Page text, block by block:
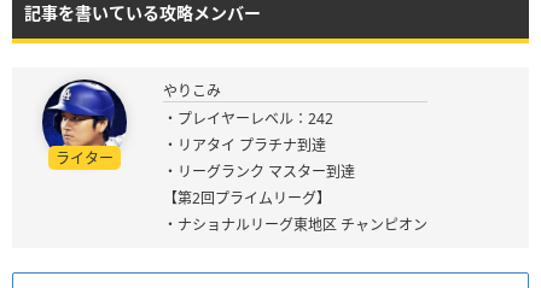
記事を書いている攻略メンバー
ライター
やりこみ
・プレイヤーレベル：242
・リアタイ プラチナ到達
・リーグランク マスター到達
【第2回プライムリーグ】
・ナショナルリーグ東地区 チャンピオン